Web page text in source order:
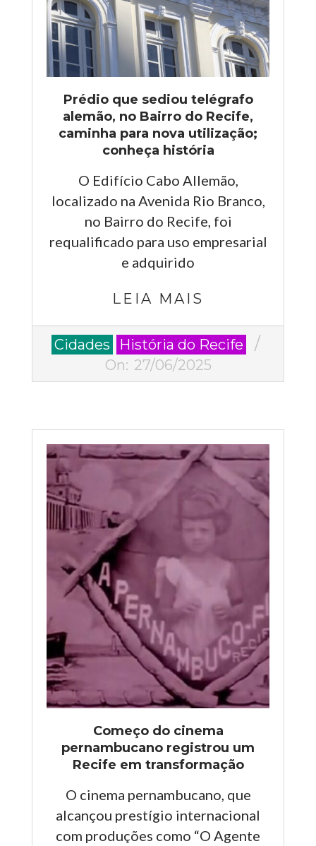
Prédio que sediou telégrafo
alemão, no Bairro do Recife,
caminha para nova utilização;
conheça história
O Edifício Cabo Allemão,
localizado na Avenida Rio Branco,
no Bairro do Recife, foi
requalificado para uso empresarial
e adquirido
LEIA MAIS
2025-
06-
Cidades
História do Recife
On: 27/06/2025
Começo do cinema
pernambucano registrou um
Recife em transformação
O cinema pernambucano, que
alcançou prestígio internacional
com produções como “O Agente